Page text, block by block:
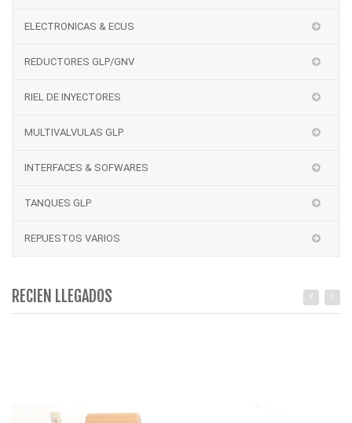
ELECTRONICAS & ECUS
REDUCTORES GLP/GNV
RIEL DE INYECTORES
MULTIVALVULAS GLP
INTERFACES & SOFWARES
TANQUES GLP
REPUESTOS VARIOS
RECIEN LLEGADOS